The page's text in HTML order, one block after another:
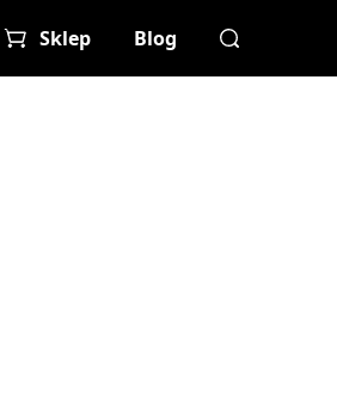
Sklep Blog